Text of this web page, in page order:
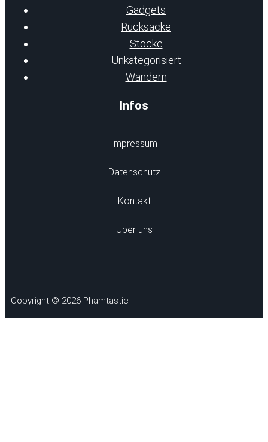
Gadgets
Rucksäcke
Stöcke
Unkategorisiert
Wandern
Infos
Impressum
Datenschutz
Kontakt
Über uns
Copyright © 2026 Phamtastic